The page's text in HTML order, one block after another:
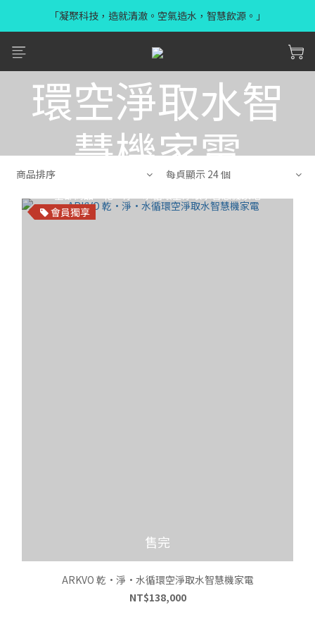
「凝聚科技，造就清澈。空氣造水，智慧飲源。」
乾•淨•水循
環空淨取水智
慧機家電
商品排序 每頁顯示 24 個
會員獨享
售完
ARKVO 乾•淨•水循環空淨取水智慧機家電
NT$138,000